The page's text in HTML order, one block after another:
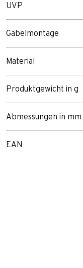
UVP
Gabelmontage
Material
Produktgewicht in g
Abmessungen in mm
EAN